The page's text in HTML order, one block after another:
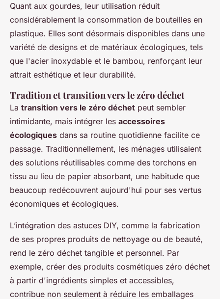
Quant aux gourdes, leur utilisation réduit
considérablement la consommation de bouteilles en
plastique. Elles sont désormais disponibles dans une
variété de designs et de matériaux écologiques, tels
que l'acier inoxydable et le bambou, renforçant leur
attrait esthétique et leur durabilité.
Tradition et transition vers le zéro déchet
La transition vers le zéro déchet peut sembler
intimidante, mais intégrer les accessoires
écologiques dans sa routine quotidienne facilite ce
passage. Traditionnellement, les ménages utilisaient
des solutions réutilisables comme des torchons en
tissu au lieu de papier absorbant, une habitude que
beaucoup redécouvrent aujourd'hui pour ses vertus
économiques et écologiques.
L’intégration des astuces DIY, comme la fabrication
de ses propres produits de nettoyage ou de beauté,
rend le zéro déchet tangible et personnel. Par
exemple, créer des produits cosmétiques zéro déchet
à partir d'ingrédients simples et accessibles,
contribue non seulement à réduire les emballages